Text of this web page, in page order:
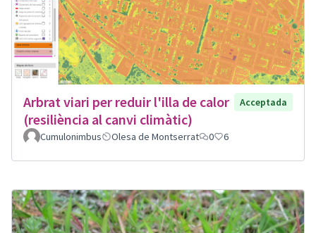
Arbrat viari per reduir l'illa de calor
(resiliència al canvi climàtic)
Acceptada
Cumulonimbus Olesa de Montserrat 0 6